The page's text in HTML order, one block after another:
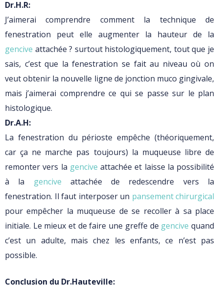
Dr.H.R:
J’aimerai comprendre comment la technique de
fenestration peut elle augmenter la hauteur de la
gencive attachée ? surtout histologiquement, tout que je
sais, c’est que la fenestration se fait au niveau où on
veut obtenir la nouvelle ligne de jonction muco gingivale,
mais j’aimerai comprendre ce qui se passe sur le plan
histologique.
Dr.A.H:
La fenestration du périoste empêche (théoriquement,
car ça ne marche pas toujours) la muqueuse libre de
remonter vers la gencive attachée et laisse la possibilité
à la gencive attachée de redescendre vers la
fenestration. Il faut interposer un pansement chirurgical
pour empêcher la muqueuse de se recoller à sa place
initiale. Le mieux et de faire une greffe de gencive quand
c’est un adulte, mais chez les enfants, ce n’est pas
possible.
Conclusion du Dr.Hauteville: